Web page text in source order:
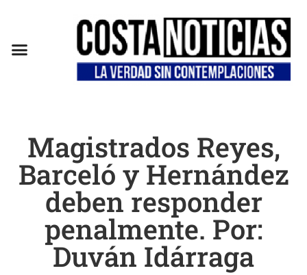
Magistrados Reyes,
Barceló y Hernández
deben responder
penalmente. Por:
Duván Idárraga